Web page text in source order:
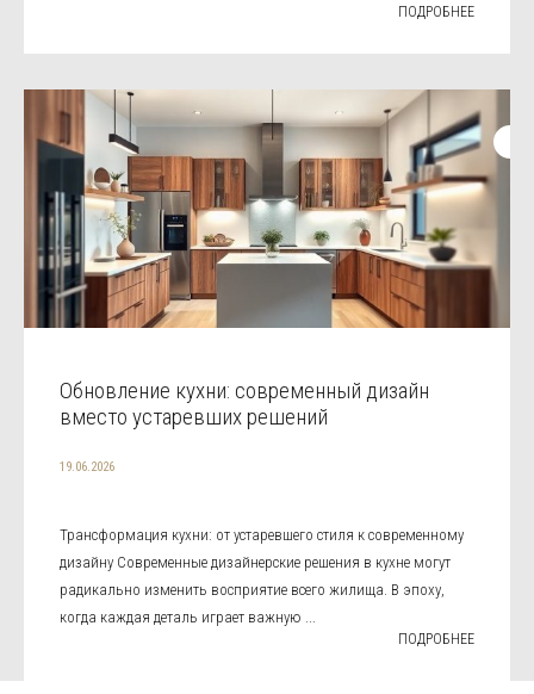
ПОДРОБНЕЕ
Обновление кухни: современный дизайн
вместо устаревших решений
19.06.2026
Трансформация кухни: от устаревшего стиля к современному
дизайну Современные дизайнерские решения в кухне могут
радикально изменить восприятие всего жилища. В эпоху,
когда каждая деталь играет важную ...
ПОДРОБНЕЕ